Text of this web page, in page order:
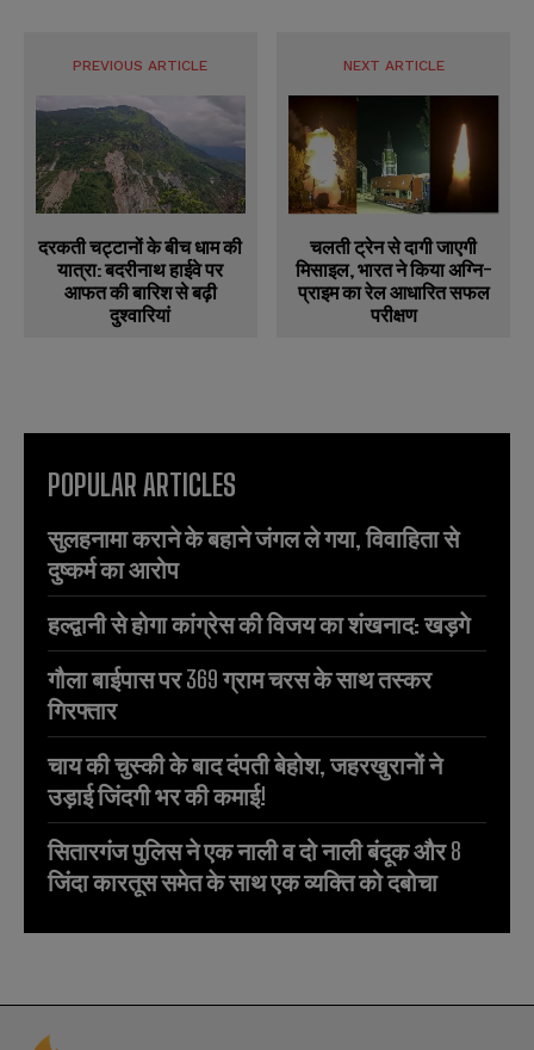
PREVIOUS ARTICLE
दरकती चट्टानों के बीच धाम की
यात्रा: बदरीनाथ हाईवे पर
आफत की बारिश से बढ़ी
दुश्वारियां
NEXT ARTICLE
चलती ट्रेन से दागी जाएगी
मिसाइल, भारत ने किया अग्नि-
प्राइम का रेल आधारित सफल
परीक्षण
POPULAR ARTICLES
सुलहनामा कराने के बहाने जंगल ले गया, विवाहिता से
दुष्कर्म का आरोप
हल्द्वानी से होगा कांग्रेस की विजय का शंखनाद: खड़गे
गौला बाईपास पर 369 ग्राम चरस के साथ तस्कर
गिरफ्तार
चाय की चुस्की के बाद दंपती बेहोश, जहरखुरानों ने
उड़ाई जिंदगी भर की कमाई!
सितारगंज पुलिस ने एक नाली व दो नाली बंदूक और 8
जिंदा कारतूस समेत के साथ एक व्यक्ति को दबोचा